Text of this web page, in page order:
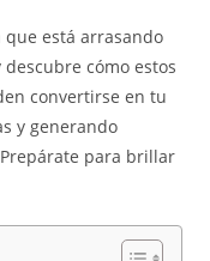
está arrasando
cómo estos
convertirse en tu
y generando
para brillar